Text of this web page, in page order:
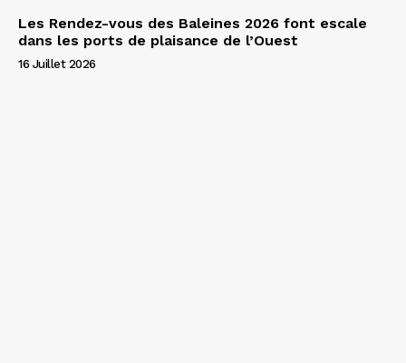
Les Rendez-vous des Baleines 2026 font escale
dans les ports de plaisance de l’Ouest
16 Juillet 2026